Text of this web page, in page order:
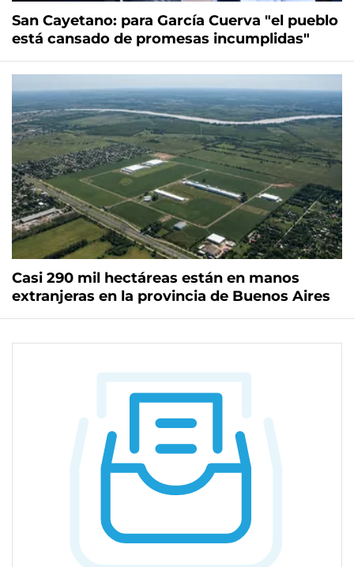
San Cayetano: para García Cuerva "el pueblo
está cansado de promesas incumplidas"
Casi 290 mil hectáreas están en manos
extranjeras en la provincia de Buenos Aires